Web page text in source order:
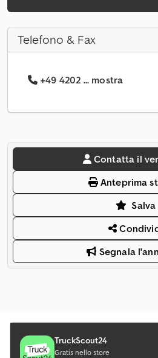
Telefono & Fax
+49 4202 ... mostra
Contatta il
Anteprima
Salva
Segnala
TruckScout24
Gratis nello store